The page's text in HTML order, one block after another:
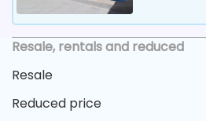
Resale, rentals and reduced
Resale
Reduced price